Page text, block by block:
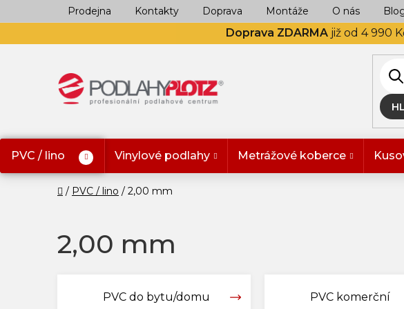
na
Doprava ZDARMA již od 4 990
Prodejna Kontakty Doprava Montáže O nás
PVC / lino Vinylové podlahy Metrážové koberce
Domů
PVC / lino 2,00 mm
2,00 mm
PVC do bytu/domu PVC komerční